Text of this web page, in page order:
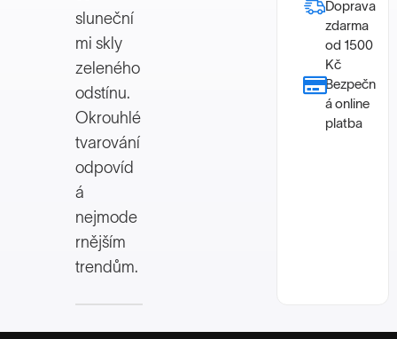
sluneční
mi skly
zeleného
odstínu.
Okrouhlé
tvarování
odpovíd
á
nejmode
rnějším
trendům.
Doprava
zdarma
od 1500
Kč
Bezpečn
á online
platba